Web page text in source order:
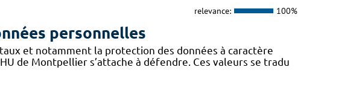
relevance: 100%
personnelles
et notamment la protection des données à caractère
de Montpellier s’attache à défendre. Ces valeurs se tradu